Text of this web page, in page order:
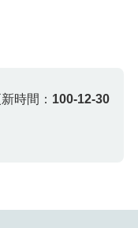
時間： 100-12-30